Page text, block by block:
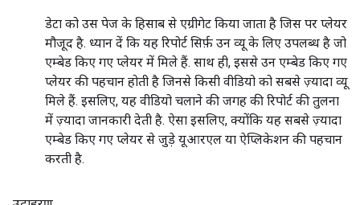
डेटा को उस पेज के हिसाब से एग्रीगेट किया जाता है जिस पर प्लेयर
मौजूद है. ध्यान दें कि यह रिपोर्ट सिर्फ़ उन व्यू के लिए उपलब्ध है जो
एम्बेड किए गए प्लेयर में मिले हैं. साथ ही, इससे उन एम्बेड किए गए
प्लेयर की पहचान होती है जिनसे किसी वीडियो को सबसे ज़्यादा व्यू
मिले हैं. इसलिए, यह वीडियो चलाने की जगह की रिपोर्ट की तुलना
में ज़्यादा जानकारी देती है. ऐसा इसलिए, क्योंकि यह सबसे ज़्यादा
एम्बेड किए गए प्लेयर से जुड़े यूआरएल या ऐप्लिकेशन की पहचान
करती है.